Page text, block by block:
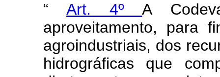
“Art. 4ºA
aproveitamento, para
agroindustriais, dos
hidrográficas que